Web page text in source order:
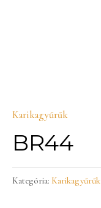
Karikagyűrűk
BR44
Kategória: Karikagyűrűk